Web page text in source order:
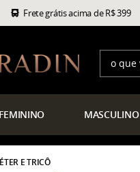
Frete grátis acima de R$ 399
FEMININO MASCULINO
E TRICÔ